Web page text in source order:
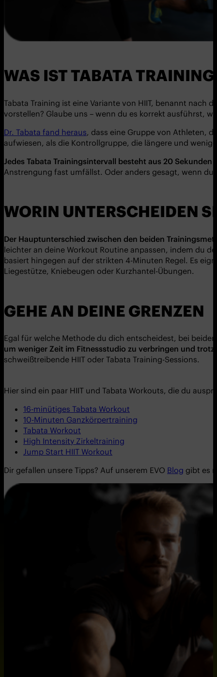
WAS IST TABATA TRAINING
Tabata Training ist eine Variante von HIIT, benannt nach
vorstellen? Glaube uns – wenn du es korrekt ausführst,
Dr. Tabata fand heraus, dass eine Gruppe von Athleten,
aufwiesen, als die Kontrollgruppe, die längere und
Jedes Tabata Trainingsintervall besteht aus 20
Anstrengung fast umfällst. Oder anders gesagt, wenn
WORIN UNTERSCHEIDEN
Der Hauptunterschied zwischen den beiden
leichter an deine Workout Routine anpassen, indem du
basiert hingegen auf der strikten 4-Minuten Regel. Es
Liegestütze, Kniebeugen oder Kurzhantel-Übungen.
GEHE AN DEINE GRENZEN
Egal für welche Methode du dich entscheidest, bei
um weniger Zeit im Fitnessstudio zu verbringen und
schweißtreibende HIIT oder Tabata Training-Sessions.
Hier sind ein paar HIIT und Tabata Workouts, die du
16-minütiges Tabata Workout
10-Minuten Ganzkörpertraining
Tabata Workout
High Intensity Zirkeltraining
Jump Start HIIT Workout
Dir gefallen unsere Tipps? Auf unserem EVO Blog gibt es